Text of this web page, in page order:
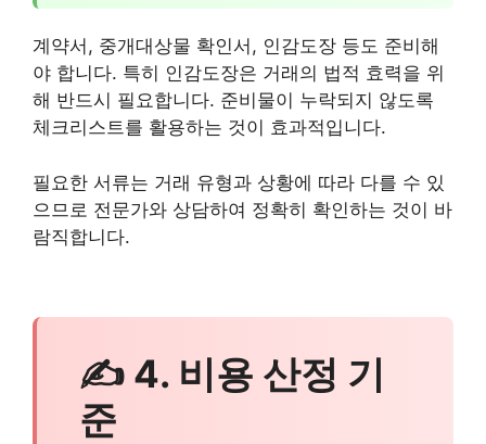
계약서, 중개대상물 확인서, 인감도장 등도 준비해
야 합니다. 특히 인감도장은 거래의 법적 효력을 위
해 반드시 필요합니다. 준비물이 누락되지 않도록
체크리스트를 활용하는 것이 효과적입니다.
필요한 서류는 거래 유형과 상황에 따라 다를 수 있
으므로 전문가와 상담하여 정확히 확인하는 것이 바
람직합니다.
✍ 4. 비용 산정 기
준